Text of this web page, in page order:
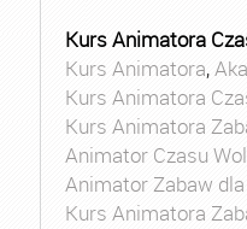
Kurs Animatora
Kurs Animatora,
Kurs Animatora
Kurs Animatora
Animator Czasu
Animator Zabaw
Kurs Animatora